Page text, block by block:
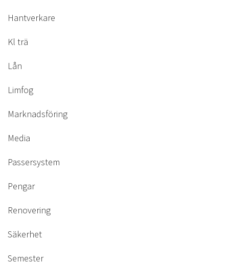
Hantverkare
Kl trä
Lån
Limfog
Marknadsföring
Media
Passersystem
Pengar
Renovering
Säkerhet
Semester